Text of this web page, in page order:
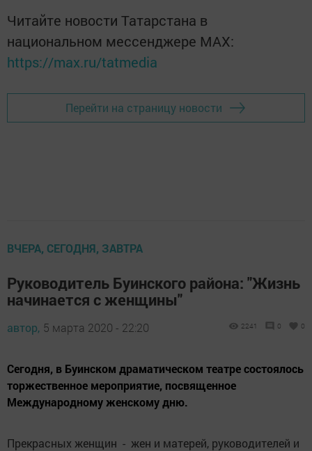
Читайте новости Татарстана в
национальном мессенджере MАХ:
https://max.ru/tatmedia
Перейти на страницу новости
ВЧЕРА, СЕГОДНЯ, ЗАВТРА
Руководитель Буинского района: "Жизнь
начинается с женщины"
автор, 5 марта 2020 - 22:20 2241 0 0
Сегодня, в Буинском драматическом театре состоялось
торжественное мероприятие, посвященное
Международному женскому дню.
Прекрасных женщин - жен и матерей, руководителей и